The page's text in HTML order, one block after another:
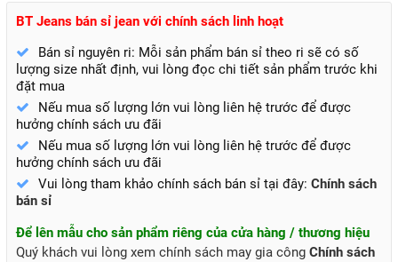
BT Jeans bán sỉ jean với chính sách linh hoạt
Bán sỉ nguyên ri: Mỗi sản phẩm bán sỉ theo ri sẽ có số
lượng size nhất định, vui lòng đọc chi tiết sản phẩm trước khi
đặt mua
Nếu mua số lượng lớn vui lòng liên hệ trước để được
hưởng chính sách ưu đãi
Nếu mua số lượng lớn vui lòng liên hệ trước để được
hưởng chính sách ưu đãi
Vui lòng tham khảo chính sách bán sỉ tại đây:Chính sách
bán sỉ
Để lên mẫu cho sản phẩm riêng của cửa hàng / thương hiệu
Quý khách vui lòng xem chính sách may gia côngChính sách